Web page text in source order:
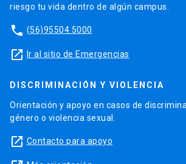
riesgo tu vida dentro de algún campus.
phone (56)95504 5000
launch Ir al sitio de Emergencias
DISCRIMINACIÓN Y VIOLENCIA
Orientación y apoyo en casos de
género o violencia sexual.
launch Contacto para apoyo